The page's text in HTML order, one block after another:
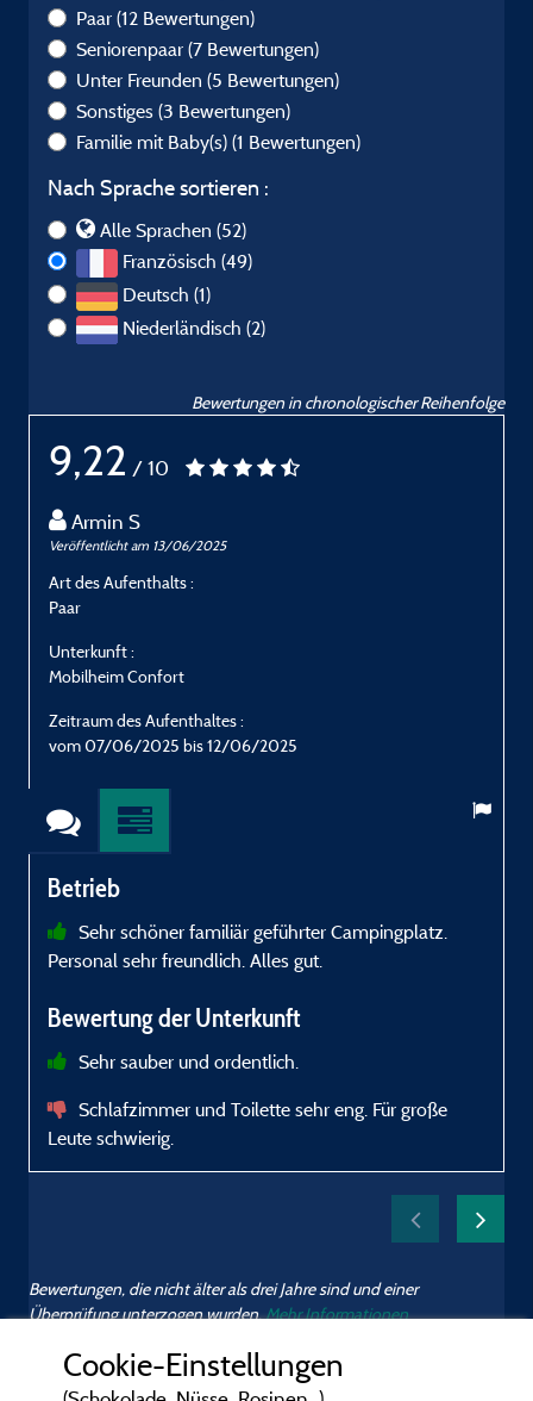
Paar (12 Bewertungen)
Seniorenpaar (7 Bewertungen)
Unter Freunden (5 Bewertungen)
Sonstiges (3 Bewertungen)
Familie mit Baby(s) (1 Bewertungen)
Nach Sprache sortieren :
Alle Sprachen (52)
Französisch (49)
Deutsch (1)
Niederländisch (2)
Bewertungen in chronologischer Reihenfolge
9,22 / 10
Armin S
Veröffentlicht am 13/06/2025
Art des Aufenthalts :
Paar
Unterkunft :
Mobilheim Confort
Zeitraum des Aufenthaltes :
vom 07/06/2025 bis 12/06/2025
Betrieb
Sehr schöner familiär geführter Campingplatz.
Personal sehr freundlich. Alles gut.
Bewertung der Unterkunft
Sehr sauber und ordentlich.
Schlafzimmer und Toilette sehr eng. Für große
Leute schwierig.
Bewertungen, die nicht älter als drei Jahre sind und einer
Überprüfung unterzogen wurden.Mehr Informationen
Cookie-Einstellungen